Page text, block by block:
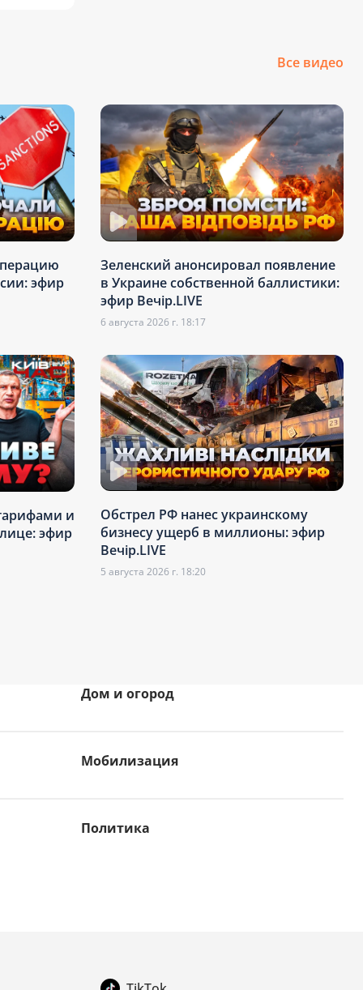
Все видео
эфир
Зеленский анонсировал появление
в Украине собственной баллистики:
эфир Вечір.LIVE
6 августа 2026 г. 18:17
и
эфир
Обстрел РФ нанес украинскому
бизнесу ущерб в миллионы: эфир
Вечір.LIVE
5 августа 2026 г. 18:20
Дом и огород
Мобилизация
Политика